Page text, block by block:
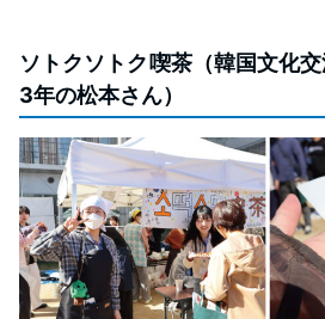
ソトクソトク喫茶（韓国文化
3年の松本さん）